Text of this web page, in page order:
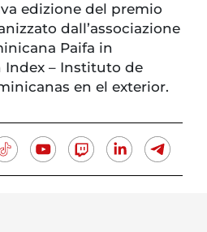
edizione del premio
dall’associazione
Paifa in
Index – Instituto de
en el exterior.